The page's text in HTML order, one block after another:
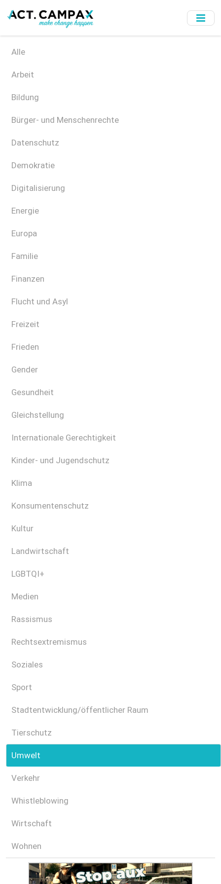
to
Alle
Arbeit
Bildung
Bürger- und Menschenrechte
Datenschutz
Demokratie
Digitalisierung
Energie
Europa
Familie
Finanzen
Flucht und Asyl
Freizeit
Frieden
Gender
Gesundheit
Gleichstellung
Internationale Gerechtigkeit
Kinder- und Jugendschutz
Klima
Konsumentenschutz
Kultur
Landwirtschaft
LGBTQI+
Medien
Rassismus
Rechtsextremismus
Soziales
Sport
Stadtentwicklung/öffentlicher Raum
Tierschutz
Umwelt
Verkehr
Whistleblowing
Wirtschaft
Wohnen